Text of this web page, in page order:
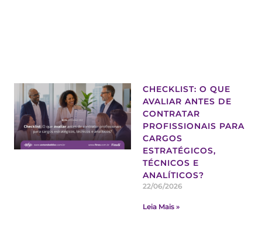
CHECKLIST: O QUE
AVALIAR ANTES DE
CONTRATAR
PROFISSIONAIS PARA
CARGOS
ESTRATÉGICOS,
TÉCNICOS E
ANALÍTICOS?
22/06/2026
Leia Mais »